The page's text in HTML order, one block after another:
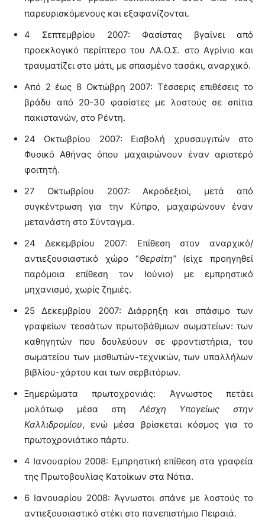
παρευρισκόμενους και εξαφανίζονται.
4 Σεπτεμβρίου 2007: Φασίστας βγαίνει από
προεκλογικό περίπτερο του ΛΑ.Ο.Σ. στο Αγρίνιο και
τραυματίζει στο μάτι, με σπασμένο τασάκι, αναρχικό.
Από 2 έως 8 Οκτώβρη 2007: Τέσσερις επιθέσεις το
βράδυ από 20-30 φασίστες με λοστούς σε σπίτια
πακιστανών, στο Ρέντη.
24 Οκτωβρίου 2007: Εισβολή χρυσαυγιτών στο
Φυσικό Αθήνας όπου μαχαιρώνουν έναν αριστερό
φοιτητή.
27 Οκτωβρίου 2007: Ακροδεξιοί, μετά από
συγκέντρωση για την Κύπρο, μαχαιρώνουν έναν
μετανάστη στο Σύνταγμα.
24 Δεκεμβρίου 2007: Επίθεση στον αναρχικό/
αντιεξουσιαστικό χώρο “Θερσίτη” (είχε προηγηθεί
παρόμοια επίθεση τον Ιούνιο) με εμπρηστικό
μηχανισμό, χωρίς ζημιές.
25 Δεκεμβρίου 2007: Διάρρηξη και σπάσιμο των
γραφείων τεσσάτων πρωτοβάθμιων σωματείων: των
καθηγητών που δουλεύουν σε φροντιστήρια, του
σωματείου των μισθωτών-τεχνικών, των υπαλλήλων
βιβλίου-χάρτου και των σερβιτόρων.
Ξημερώματα πρωτοχρονιάς: Άγνωστος πετάει
μολότωφ μέσα στη Λέσχη Υπογείως στην
Καλλιδρομίου, ενώ μέσα βρίσκεται κόσμος για το
πρωτοχρονιάτικο πάρτυ.
4 Ιανουαρίου 2008: Εμπρηστική επίθεση στα γραφεία
της Πρωτοβουλίας Κατοίκων στα Νότια.
6 Ιανουαρίου 2008: Άγνωστοι σπάνε με λοστούς το
αντιεξουσιαστικό στέκι στο πανεπιστήμιο Πειραιά.